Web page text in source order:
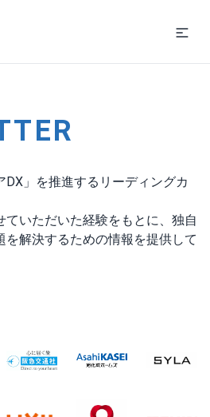
DX」を推進するリーディングカ
ていただいた経験をもとに、独自
解決するための情報を提供して